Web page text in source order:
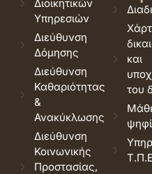
Διοικητικών
Υπηρεσιών
Διεύθυνση
Δόμησης
Διεύθυνση
Καθαριότητας
&
Ανακύκλωσης
Διεύθυνση
Κοινωνικής
Προστασίας,
και
του